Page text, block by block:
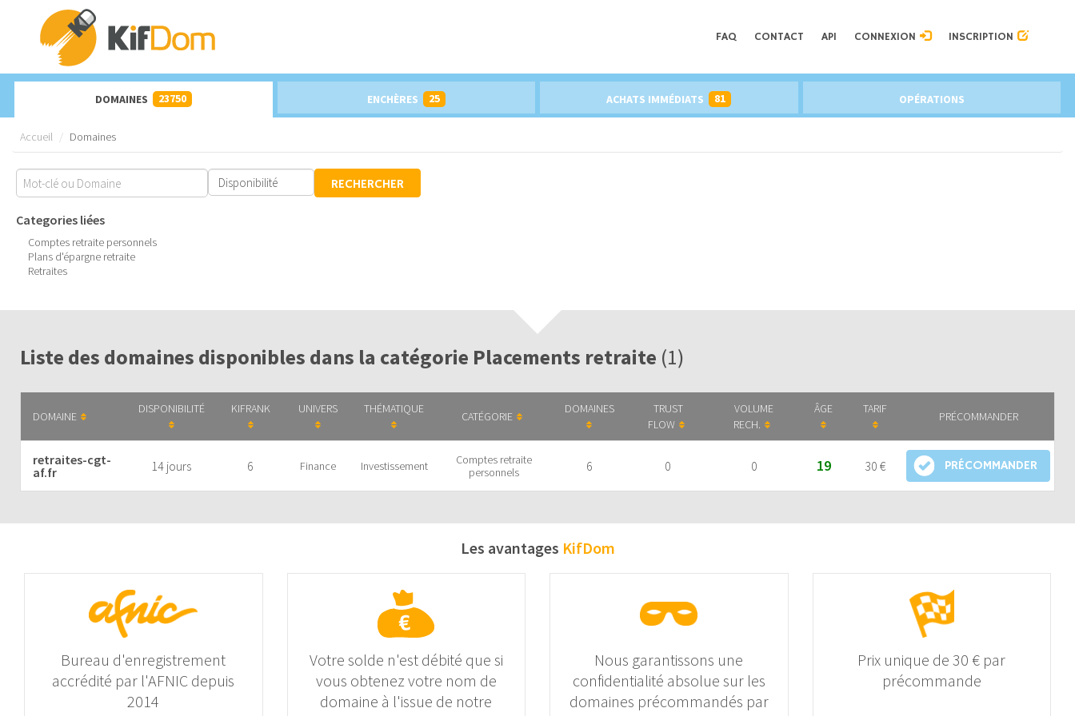
FAQ CONTACT API CONNEXION INSCRIPTION
DOMAINES 23750 ENCHÈRES 25 ACHATS IMMÉDIATS 81 OPÉRATIONS
Accueil Domaines
RECHERCHER
Categories liées
Comptes retraite personnels
Plans d'épargne retraite
Retraites
Liste des domaines disponibles dans la catégorie Placements retraite (1)
DOMAINE
DISPONIBILITÉ KIFRANK UNIVERS THÉMATIQUE
CATÉGORIE
DOMAINES
TRUST
FLOW
VOLUME
RECH.
ÂGE TARIF
PRÉCOMMANDER
retraites-cgt-
af.fr
14 jours 6 Finance Investissement
Comptes retraite
personnels
6 0 0 19 30 € PRÉCOMMANDER
Les avantages KifDom
Bureau d'enregistrement
accrédité par l'AFNIC depuis
2014
Votre solde n'est débité que si
vous obtenez votre nom de
domaine à l'issue de notre
Nous garantissons une
confidentialité absolue sur les
domaines précommandés par
Prix unique de 30 € par
précommande